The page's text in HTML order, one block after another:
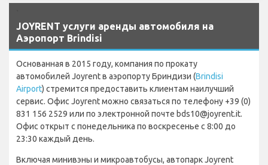
JOYRENT услуги аренды автомобиля на
Аэропорт Brindisi
Основанная в 2015 году, компания по прокату
автомобилей Joyrent в аэропорту Бриндизи (Brindisi
Airport) стремится предоставить клиентам наилучший
сервис. Офис Joyrent можно связаться по телефону +39 (0)
831 156 2529 или по электронной почте bds10@joyrent.it.
Офис открыт с понедельника по воскресенье с 8:00 до
23:30 каждый день.
Включая минивэны и микроавтобусы, автопарк Joyrent